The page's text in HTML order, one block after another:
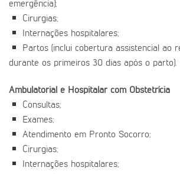
emergência);
Cirurgias;
Internações hospitalares;
Partos (inclui cobertura assistencial ao
durante os primeiros 30 dias após o parto).
Ambulatorial e Hospitalar com Obstetrícia
Consultas;
Exames;
Atendimento em Pronto Socorro;
Cirurgias;
Internações hospitalares;